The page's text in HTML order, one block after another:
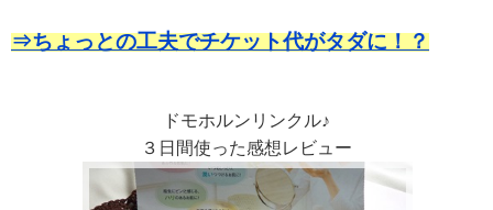
⇒ちょっとの工夫でチケット代がタダに！？
ドモホルンリンクル♪
３日間使った感想レビュー